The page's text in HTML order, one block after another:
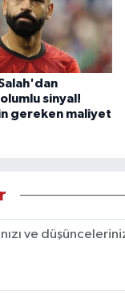
sinyal!
gereken maliyet